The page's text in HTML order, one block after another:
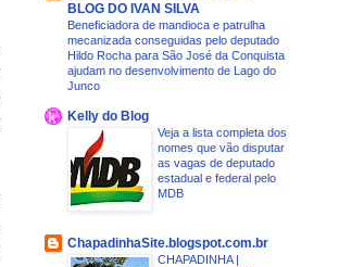
BLOG DO IVAN SILVA
Beneficiadora de mandioca e patrulha
mecanizada conseguidas pelo deputado
Hildo Rocha para São José da Conquista
ajudam no desenvolvimento de Lago do
Junco
Kelly do Blog
Veja a lista completa dos
nomes que vão disputar
as vagas de deputado
estadual e federal pelo
MDB
ChapadinhaSite.blogspot.com.br
CHAPADINHA |